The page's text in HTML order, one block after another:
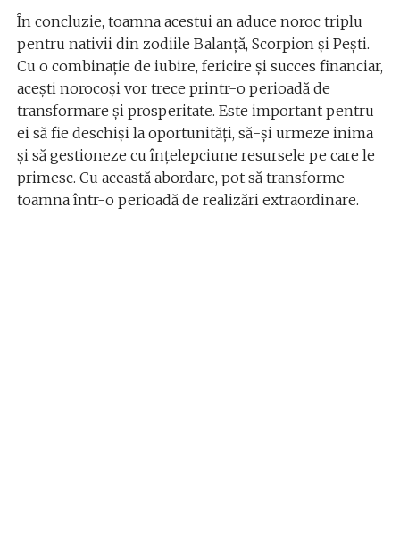
În concluzie, toamna acestui an aduce noroc triplu
pentru nativii din zodiile Balanță, Scorpion și Pești.
Cu o combinație de iubire, fericire și succes financiar,
acești norocoși vor trece printr-o perioadă de
transformare și prosperitate. Este important pentru
ei să fie deschiși la oportunități, să-și urmeze inima
și să gestioneze cu înțelepciune resursele pe care le
primesc. Cu această abordare, pot să transforme
toamna într-o perioadă de realizări extraordinare.